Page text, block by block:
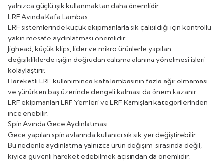
yalnızca güçlü ışık kullanmaktan daha önemlidir.
LRF Avında Kafa Lambası
LRF sistemlerinde küçük ekipmanlarla sık çalışıldığı için kontrollü
yakın mesafe aydınlatması önemlidir.
Jighead, küçük klips, lider ve mikro ürünlerle yapılan
değişikliklerde ışığın doğrudan çalışma alanına yönelmesi işleri
kolaylaştırır.
Hareketli LRF kullanımında kafa lambasının fazla ağır olmaması
ve yürürken baş üzerinde dengeli kalması da önem kazanır.
LRF ekipmanları LRF Yemlerive LRF Kamışları kategorilerinden
incelenebilir.
Spin Avında Gece Aydınlatması
Gece yapılan spin avlarında kullanıcı sık sık yer değiştirebilir.
Bu nedenle aydınlatma yalnızca ürün değişimi sırasında değil,
kıyıda güvenli hareket edebilmek açısından da önemlidir.